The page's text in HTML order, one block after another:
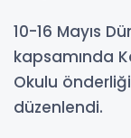
10-16 Mayıs
kapsamında
Okulu
düzenlendi.